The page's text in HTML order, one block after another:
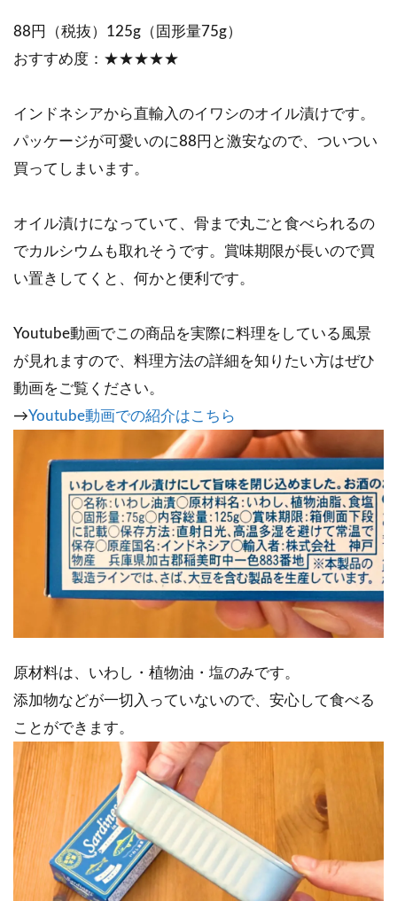
88円（税抜）125g（固形量75g）
おすすめ度：★★★★★
インドネシアから直輸入のイワシのオイル漬けです。
パッケージが可愛いのに88円と激安なので、ついつい
買ってしまいます。
オイル漬けになっていて、骨まで丸ごと食べられるの
でカルシウムも取れそうです。賞味期限が長いので買
い置きしてくと、何かと便利です。
Youtube動画でこの商品を実際に料理をしている風景
が見れますので、料理方法の詳細を知りたい方はぜひ
動画をご覧ください。
→Youtube動画での紹介はこちら
原材料は、いわし・植物油・塩のみです。
添加物などが一切入っていないので、安心して食べる
ことができます。